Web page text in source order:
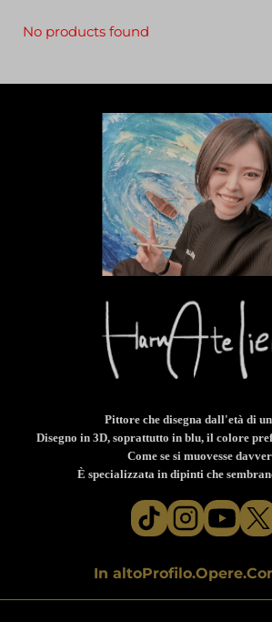
No products found
Pittore che disegna dall'età di
Disegno in 3D, soprattutto in blu, il colore
Come se si muovesse
È specializzata in dipinti che
In altoProfilo.Opere.